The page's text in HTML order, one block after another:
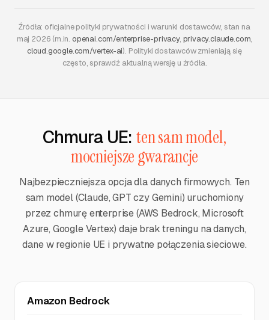
Źródła: oficjalne polityki prywatności i warunki dostawców, stan na
maj 2026 (m.in. openai.com/enterprise-privacy, privacy.claude.com,
cloud.google.com/vertex-ai). Polityki dostawców zmieniają się
często, sprawdź aktualną wersję u źródła.
Chmura UE:ten sam model,
mocniejsze gwarancje
Najbezpieczniejsza opcja dla danych firmowych. Ten
sam model (Claude, GPT czy Gemini) uruchomiony
przez chmurę enterprise (AWS Bedrock, Microsoft
Azure, Google Vertex) daje brak treningu na danych,
dane w regionie UE i prywatne połączenia sieciowe.
Amazon Bedrock